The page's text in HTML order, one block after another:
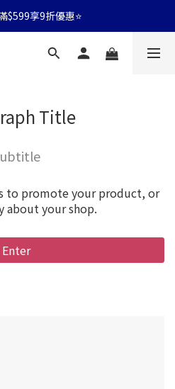
$599享9折優惠⭐
$599享9折優惠⭐
全店享免運🚛
Title
to promote your product, or
about your shop.
Enter